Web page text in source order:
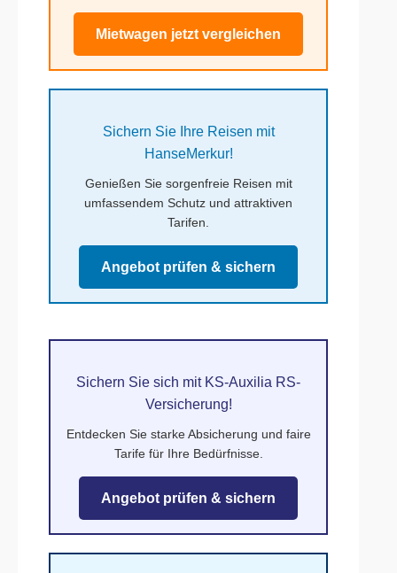
Mietwagen jetzt vergleichen
Sichern Sie Ihre Reisen mit
HanseMerkur!
Genießen Sie sorgenfreie Reisen mit
umfassendem Schutz und attraktiven
Tarifen.
Angebot prüfen & sichern
Sichern Sie sich mit KS-Auxilia RS-
Versicherung!
Entdecken Sie starke Absicherung und faire
Tarife für Ihre Bedürfnisse.
Angebot prüfen & sichern